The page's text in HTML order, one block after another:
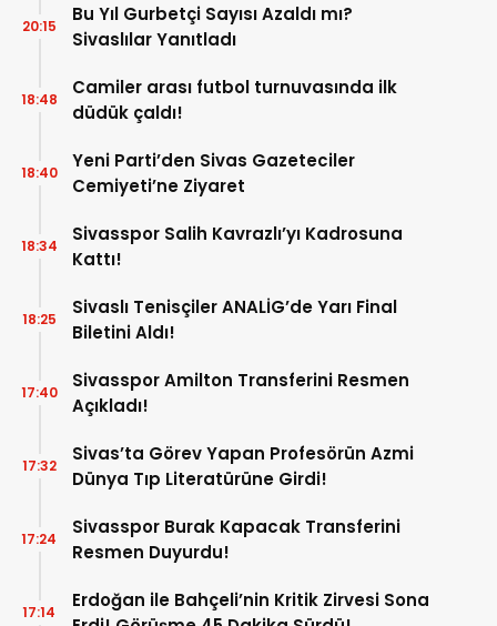
Bu Yıl Gurbetçi Sayısı Azaldı mı?
Sivaslılar Yanıtladı
20:15
Camiler arası futbol turnuvasında ilk
düdük çaldı!
18:48
Yeni Parti’den Sivas Gazeteciler
Cemiyeti’ne Ziyaret
18:40
Sivasspor Salih Kavrazlı’yı Kadrosuna
Kattı!
18:34
Sivaslı Tenisçiler ANALİG’de Yarı Final
Biletini Aldı!
18:25
Sivasspor Amilton Transferini Resmen
Açıkladı!
17:40
Sivas’ta Görev Yapan Profesörün Azmi
Dünya Tıp Literatürüne Girdi!
17:32
Sivasspor Burak Kapacak Transferini
Resmen Duyurdu!
17:24
Erdoğan ile Bahçeli’nin Kritik Zirvesi Sona
17:14